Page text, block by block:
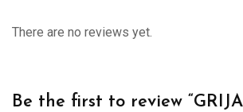
There are no reviews yet.
Be the first to review